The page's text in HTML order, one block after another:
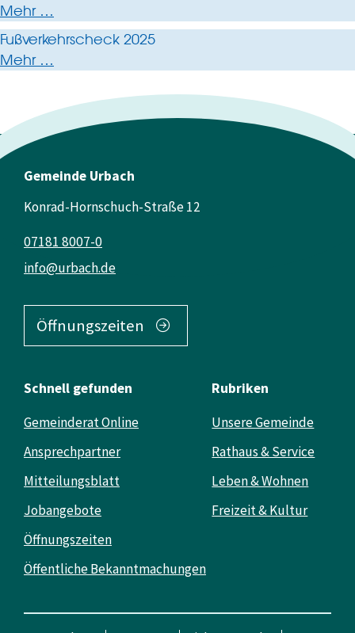
Mehr …
Fußverkehrscheck 2025
Mehr …
Gemeinde Urbach
Konrad-Hornschuch-Straße 12
info@urbach.de
07181 8007-0
Öffnungszeiten
Schnell gefunden
Gemeinderat Online
Ansprechpartner
Mitteilungsblatt
Jobangebote
Öffnungszeiten
Öffentliche Bekanntmachungen
Rubriken
Unsere Gemeinde
Rathaus & Service
Leben & Wohnen
Freizeit & Kultur